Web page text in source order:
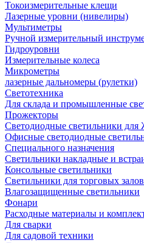
Токоизмерительные клещи
Лазерные уровни (нивелиры)
Мультиметры
Ручной измерительный
Гидроуровни
Измерительные колеса
Микрометры
лазерные дальномеры (рулетки)
Светотехника
Для склада и промышленные
Прожекторы
Светодиодные светильники
Офисные светодиодные
Специального назначения
Светильники накладные и
Консольные светильники
Светильники для торговых
Влагозащищенные светильники
Фонари
Расходные материалы и
Для сварки
Для садовой техники